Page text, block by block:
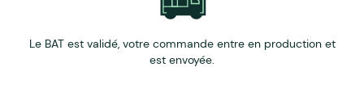
Le BAT est validé, votre commande entre en production et
est envoyée.